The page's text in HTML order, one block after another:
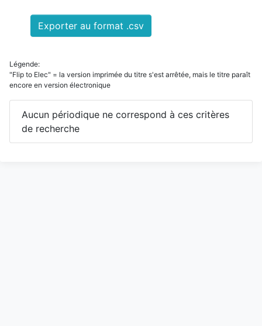
Exporter au format .csv
Légende:
"Flip to Elec" = la version imprimée du titre s'est arrêtée, mais le titre paraît
encore en version électronique
Aucun périodique ne correspond à ces critères
de recherche